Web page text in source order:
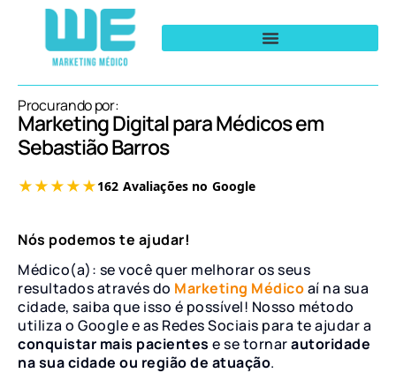
Procurando por:
Marketing Digital para Médicos em
Sebastião Barros
Nós podemos te ajudar!
Médico(a): se você quer melhorar os seus
resultados através do Marketing Médicoaí na sua
cidade, saiba que isso é possível! Nosso método
utiliza o Google e as Redes Sociais para te ajudar a
conquistar mais pacientes e se tornarautoridade
na sua cidade ou região de atuação.